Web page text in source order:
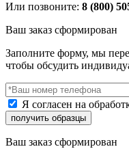
Или позвоните: 8 (800)
Ваш заказ сформирован
Заполните форму, мы
чтобы обсудить
Я согласен на
Ваш заказ сформирован